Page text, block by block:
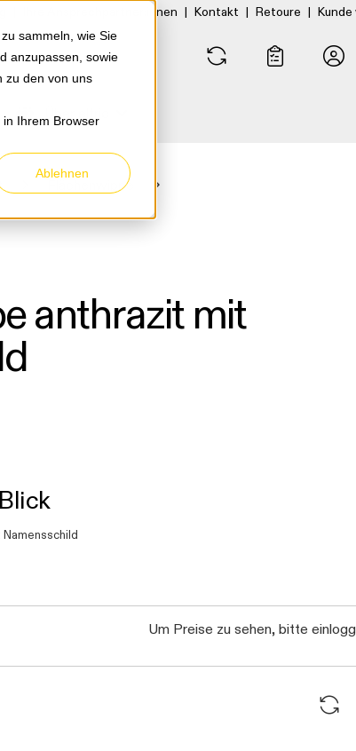
sammeln, wie Sie
anzupassen, sowie
zu den von uns
Ihrem Browser
Ablehnen
Ihre Ansprechpartner:innen | Kontakt | Retoure |
Über eltric
Flächenwippe
anthrazit mit
Um Preise zu sehen, bitte
Daten werden